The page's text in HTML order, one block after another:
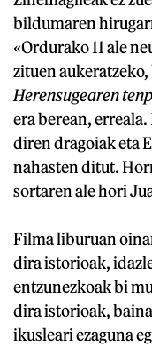
bildumaren
«Ordurako 11 ale
zituen
Herensugearen
era berean,
diren dragoiak eta
nahasten ditut.
sortaren ale hori
Filma liburuan
dira istorioak,
entzunezkoak bi
dira istorioak,
ikusleari ezaguna